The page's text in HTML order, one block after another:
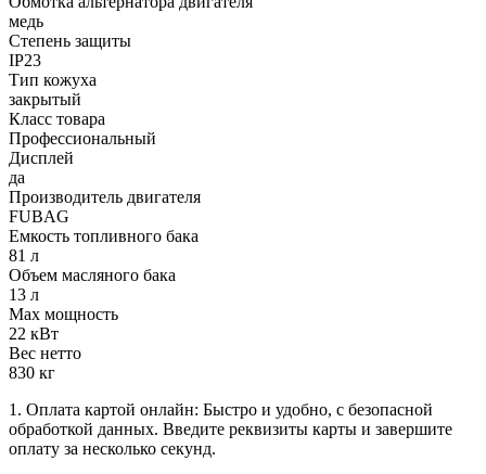
медь
Степень защиты
IP23
Тип кожуха
закрытый
Класс товара
Профессиональный
Дисплей
да
Производитель двигателя
FUBAG
Емкость топливного бака
81 л
Объем масляного бака
13 л
Max мощность
22 кВт
Вес нетто
830 кг
1. Оплата картой онлайн: Быстро и удобно, с безопасной
обработкой данных. Введите реквизиты карты и завершите
оплату за несколько секунд.